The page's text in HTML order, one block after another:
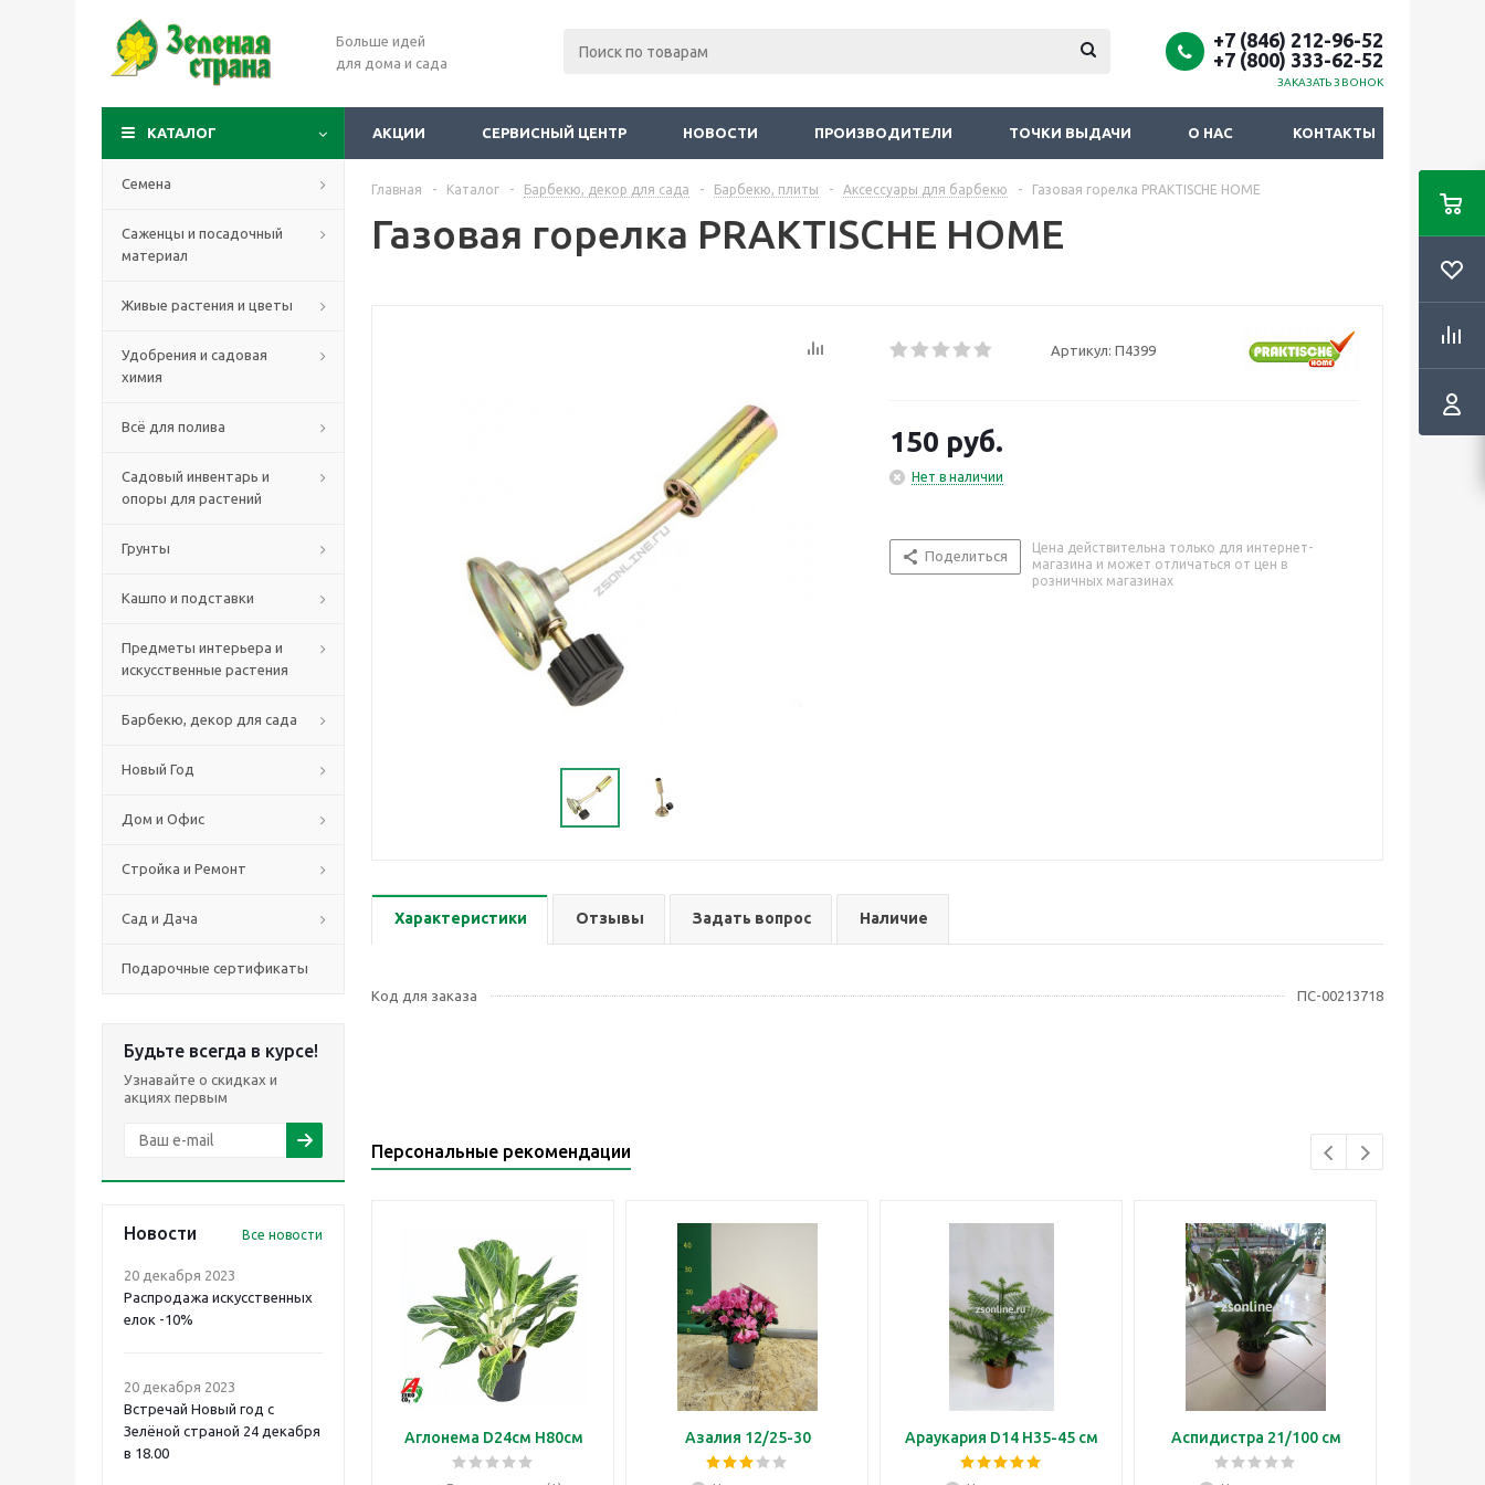
Больше идей
для дома и сада
+7 (846) 212-96-52
+7 (800) 333-62-52
ЗАКАЗАТЬ ЗВОНОК
КАТАЛОГ АКЦИИ СЕРВИСНЫЙ ЦЕНТР НОВОСТИ ПРОИЗВОДИТЕЛИ ТОЧКИ ВЫДАЧИ О НАС КОНТАКТЫ
Семена
Саженцы и посадочный
материал
Живые растения и цветы
Удобрения и садовая
химия
Всё для полива
Садовый инвентарь и
опоры для растений
Грунты
Кашпо и подставки
Предметы интерьера и
искусственные растения
Барбекю, декор для сада
Новый Год
Дом и Офис
Стройка и Ремонт
Сад и Дача
Подарочные сертификаты
Будьте всегда в курсе!
Узнавайте о скидках и
акциях первым
Новости Все новости
20 декабря 2023
Распродажа искусственных
елок -10%
20 декабря 2023
Встречай Новый год с
Зелёной страной 24 декабря
в 18.00
Главная - Каталог - Барбекю, декор для сада - Барбекю, плиты - Аксессуары для барбекю - Газовая горелка PRAKTISCHE HOME
Газовая горелка PRAKTISCHE HOME
Артикул: П4399
150 руб.
Нет в наличии
Поделиться
Цена действительна только для интернет-
магазина и может отличаться от цен в
розничных магазинах
Характеристики Отзывы Задать вопрос Наличие
Код для заказа ПС-00213718
Персональные рекомендации
Аглонема D24см H80см Азалия 12/25-30 Араукария D14 H35-45 см Аспидистра 21/100 см